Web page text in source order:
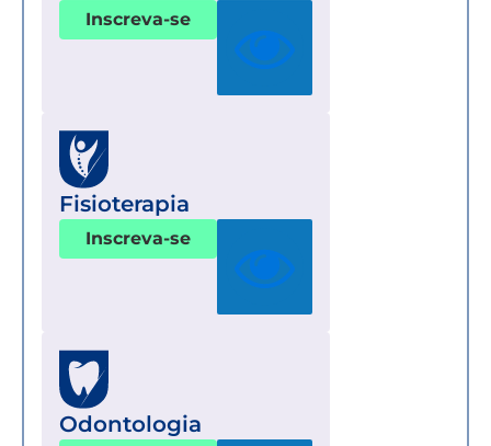
Inscreva-se
Fisioterapia
Inscreva-se
Odontologia